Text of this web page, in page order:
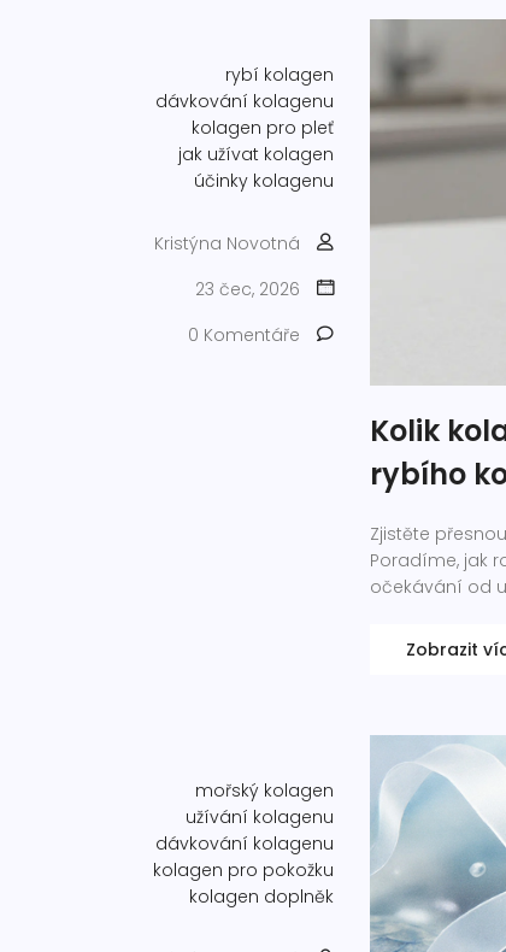
rybí kolagen
dávkování kolagenu
kolagen pro pleť
jak užívat kolagen
účinky kolagenu
Kristýna Novotná
23 čec, 2026
0 Komentáře
Kolik
rybího
Zjistěte
Poradíme, jak
očekávání od
Zobrazit
mořský kolagen
užívání kolagenu
dávkování kolagenu
kolagen pro pokožku
kolagen doplněk